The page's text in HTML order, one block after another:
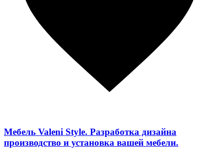
Мебель Valeni Style. Разработка дизайна
производство и установка вашей мебели.